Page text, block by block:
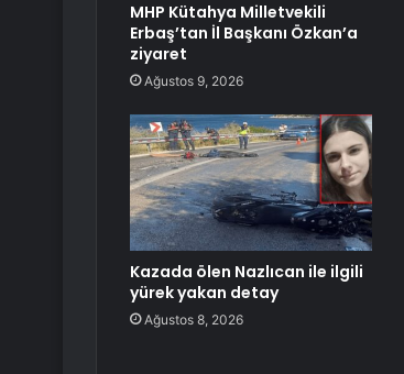
MHP Kütahya Milletvekili
Erbaş’tan İl Başkanı Özkan’a
ziyaret
Ağustos 9, 2026
Kazada ölen Nazlıcan ile ilgili
yürek yakan detay
Ağustos 8, 2026